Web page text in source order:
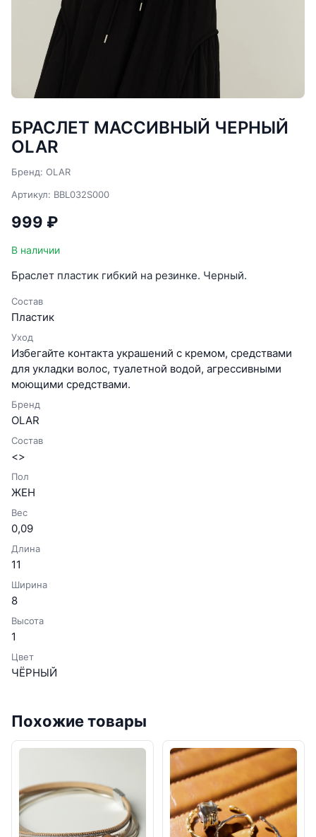
БРАСЛЕТ МАССИВНЫЙ ЧЕРНЫЙ
OLAR
Бренд: OLAR
Артикул: BBL032S000
999 ₽
В наличии
Браслет пластик гибкий на резинке. Черный.
Состав
Пластик
Уход
Избегайте контакта украшений с кремом, средствами
для укладки волос, туалетной водой, агрессивными
моющими средствами.
Бренд
OLAR
Состав
<>
Пол
ЖЕН
Вес
0,09
Длина
11
Ширина
8
Высота
1
Цвет
ЧЁРНЫЙ
Похожие товары